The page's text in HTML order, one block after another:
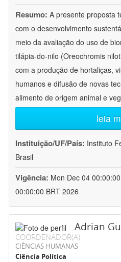
Resumo: A presente proposta
com o desenvolvimento
meio da avaliação do uso de
tilápia-do-nilo (Oreochromis
com a produção de hortaliças,
humanos e difusão de novas
alimento de origem animal e
leia
Instituição/UF/País: Instituto
Brasil
Vigência: Mon Dec 04
00:00:00 BRT 2026
Adrian
COORDENADOR(A)
CIÊNCIAS HUMANAS
Ciência Política